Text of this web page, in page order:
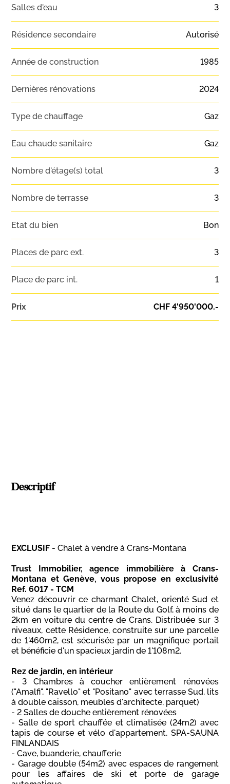
Salles d'eau 3
Résidence secondaire Autorisé
Année de construction 1985
Dernières rénovations 2024
Type de chauffage Gaz
Eau chaude sanitaire Gaz
Nombre d'étage(s) total 3
Nombre de terrasse 3
Etat du bien Bon
Places de parc ext. 3
Place de parc int. 1
Prix CHF 4'950'000.-
Descriptif
EXCLUSIF - Chalet à vendre à Crans-Montana
Trust Immobilier, agence immobilière à Crans-
Montana et Genève, vous propose en exclusivité
Ref. 6017 - TCM
Venez découvrir ce charmant Chalet, orienté Sud et
situé dans le quartier de la Route du Golf, à moins de
2km en voiture du centre de Crans. Distribuée sur 3
niveaux, cette Résidence, construite sur une parcelle
de 1'460m2, est sécurisée par un magnifique portail
et bénéficie d'un spacieux jardin de 1'108m2.
Rez de jardin, en intérieur
- 3 Chambres à coucher entièrement rénovées
("Amalfi", "Ravello" et "Positano" avec terrasse Sud, lits
à double caisson, meubles d'architecte, parquet)
- 2 Salles de douche entièrement rénovées
- Salle de sport chauffée et climatisée (24m2) avec
tapis de course et vélo d'appartement, SPA-SAUNA
FINLANDAIS
- Cave, buanderie, chaufferie
- Garage double (54m2) avec espaces de rangement
pour les affaires de ski et porte de garage